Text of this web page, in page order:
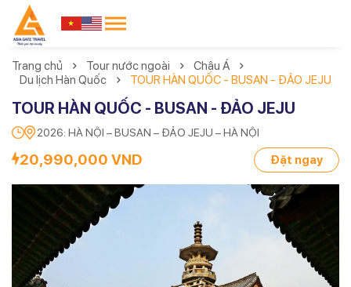
Trang chủ Tour nước ngoài
Châu Á
Du lịch Hàn Quốc
TOUR HÀN QUỐC - BUSAN - ĐẢO JEJU
TOUR HÀN QUỐC - BUSAN - ĐẢO JEJU
2026: HÀ NỘI – BUSAN – ĐẢO JEJU – HÀ NỘI
20,990,000 VND Đặt ngay